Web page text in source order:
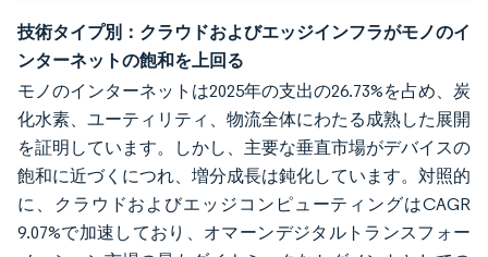
技術タイプ別：クラウドおよびエッジインフラがモノのイ
ンターネットの飽和を上回る
モノのインターネットは2025年の支出の26.73%を占め、炭
化水素、ユーティリティ、物流全体にわたる成熟した展開
を証明しています。しかし、主要な垂直市場がデバイスの
飽和に近づくにつれ、増分成長は鈍化しています。対照的
に、クラウドおよびエッジコンピューティングはCAGR
9.07%で加速しており、オマーンデジタルトランスフォー